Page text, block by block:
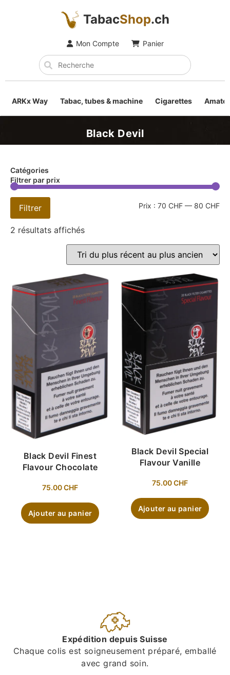
TabacShop.ch
Mon Compte Panier
ARKx Way Tabac, tubes & machine Cigarettes
Black Devil
Catégories
Filtrer par prix
Filtrer Prix : 70 CHF — 80 CHF
2 résultats affichés
Black Devil Finest
Flavour Chocolate
75.00CHF
Ajouter au panier
Black Devil Special
Flavour Vanille
75.00CHF
Ajouter au panier
Expédition depuis Suisse
Chaque colis est soigneusement préparé, emballé
avec grand soin.